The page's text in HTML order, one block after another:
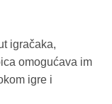
igračaka,
omogućava im
igre i